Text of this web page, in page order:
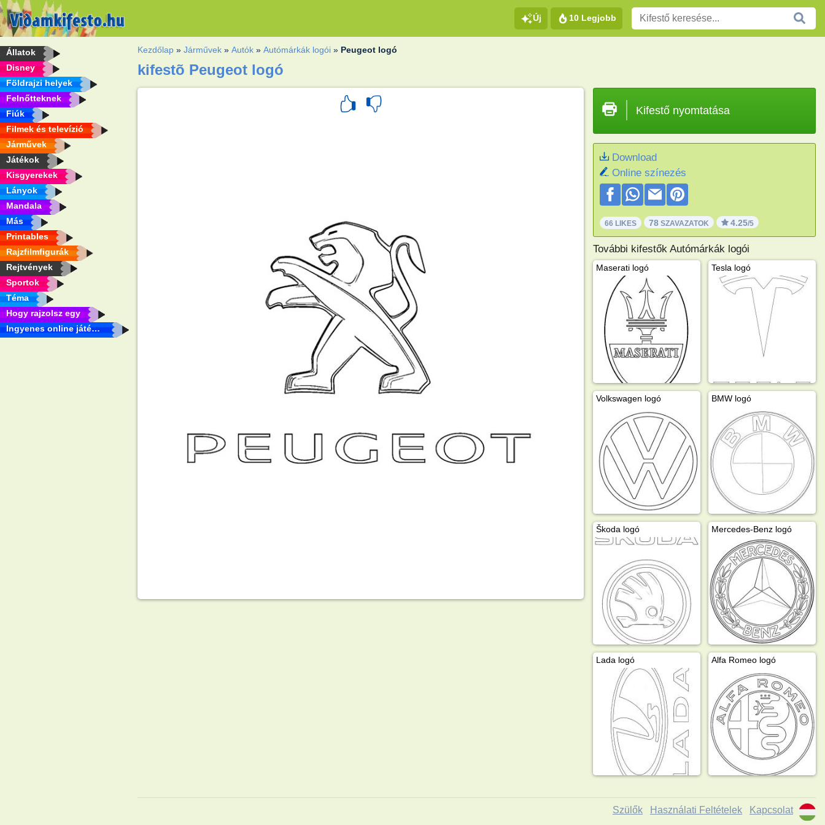
Új 10 Legjobb
Állatok
Disney
Földrajzi helyek
Felnőtteknek
Fiúk
Filmek és televízió
Járművek
Játékok
Kisgyerekek
Lányok
Mandala
Más
Printables
Rajzfilmfigurák
Rejtvények
Sportok
Téma
Hogy rajzolsz egy
Ingyenes online játékok
Kezdőlap »Járművek »Autók »Autómárkák logói » Peugeot logó
kifestõ Peugeot logó
Kifestő nyomtatása
Download
Online színezés
66 LIKES 78SZAVAZATOK 4.25/5
További kifestők Autómárkák logói
Maserati logó Tesla logó
Volkswagen logó BMW logó
Škoda logó Mercedes-Benz logó
Lada logó Alfa Romeo logó
Szülők Használati Feltételek Kapcsolat